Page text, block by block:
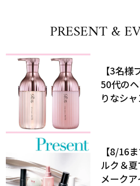
PRESENT &
【3名
50代の
りなシ
【8/16
ルク＆
メーク